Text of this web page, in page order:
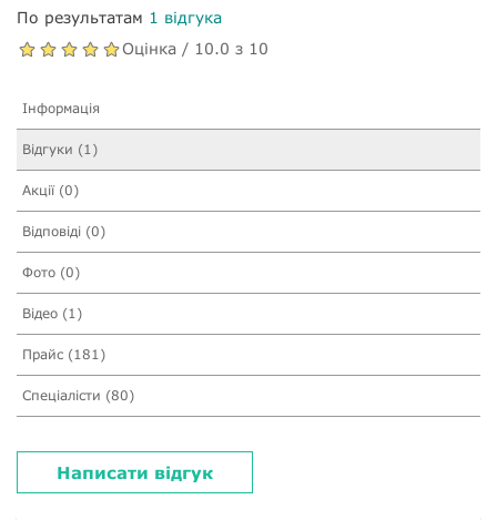
По результатам 1 відгука
Оцінка / 10.0 з 10
Інформація
Відгуки (1)
Акції (0)
Відповіді (0)
Фото (0)
Відео (1)
Прайс (181)
Спеціалісти (80)
Написати відгук